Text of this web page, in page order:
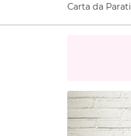
Carta da Parati